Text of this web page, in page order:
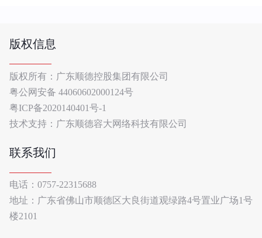
版权信息
版权所有：广东顺德控股集团有限公司
粤公网安备 44060602000124号
粤ICP备2020140401号-1
技术支持：广东顺德容大网络科技有限公司
联系我们
电话：0757-22315688
地址：广东省佛山市顺德区大良街道观绿路4号置业广场1号
楼2101